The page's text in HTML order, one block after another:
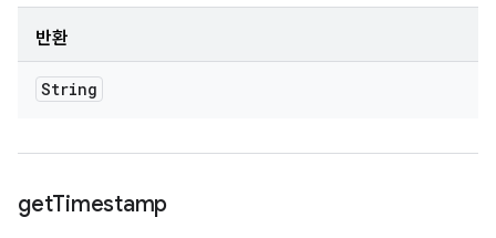
반환
String
getTimestamp